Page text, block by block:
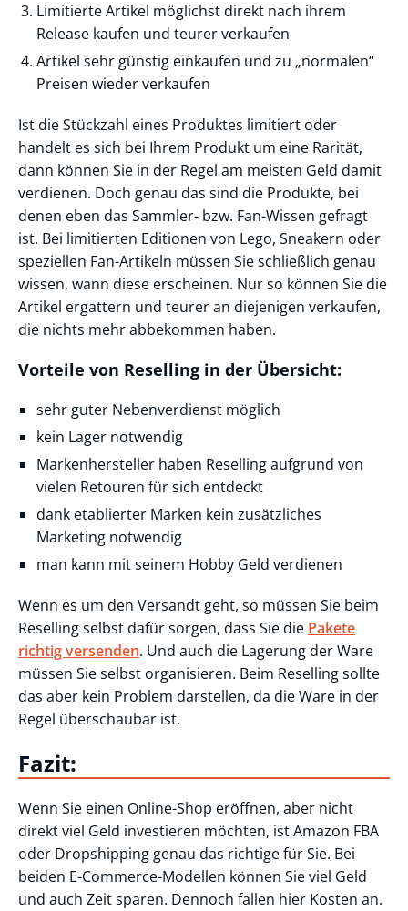
Limitierte Artikel möglichst direkt nach ihrem
Release kaufen und teurer verkaufen
Artikel sehr günstig einkaufen und zu „normalen“
Preisen wieder verkaufen
Ist die Stückzahl eines Produktes limitiert oder
handelt es sich bei Ihrem Produkt um eine Rarität,
dann können Sie in der Regel am meisten Geld damit
verdienen. Doch genau das sind die Produkte, bei
denen eben das Sammler- bzw. Fan-Wissen gefragt
ist. Bei limitierten Editionen von Lego, Sneakern oder
speziellen Fan-Artikeln müssen Sie schließlich genau
wissen, wann diese erscheinen. Nur so können Sie die
Artikel ergattern und teurer an diejenigen verkaufen,
die nichts mehr abbekommen haben.
Vorteile von Reselling in der Übersicht:
sehr guter Nebenverdienst möglich
kein Lager notwendig
Markenhersteller haben Reselling aufgrund von
vielen Retouren für sich entdeckt
dank etablierter Marken kein zusätzliches
Marketing notwendig
man kann mit seinem Hobby Geld verdienen
Wenn es um den Versandt geht, so müssen Sie beim
Reselling selbst dafür sorgen, dass Sie die Pakete
richtig versenden. Und auch die Lagerung der Ware
müssen Sie selbst organisieren. Beim Reselling sollte
das aber kein Problem darstellen, da die Ware in der
Regel überschaubar ist.
Fazit:
Wenn Sie einen Online-Shop eröffnen, aber nicht
direkt viel Geld investieren möchten, ist Amazon FBA
oder Dropshipping genau das richtige für Sie. Bei
beiden E-Commerce-Modellen können Sie viel Geld
und auch Zeit sparen. Dennoch fallen hier Kosten an.